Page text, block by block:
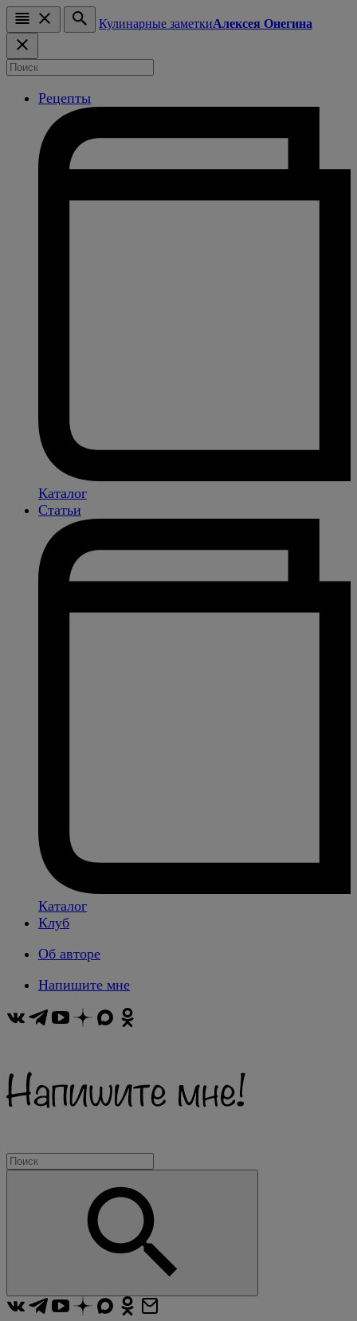
Кулинарные заметкиАлексея Онегина
Рецепты
Каталог
Статьи
Каталог
Клуб
Об авторе
Напишите мне